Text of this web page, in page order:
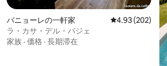
バニョーレの一軒家 レビュー202件
4.93 (202)
ラ・カサ・デル・バジェ
家族 · 価格 · 長期滞在